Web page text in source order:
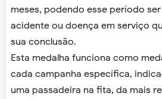
meses, podendo esse período
acidente ou doença em serviço
sua conclusão.
Esta medalha funciona como
cada campanha específica,
uma passadeira na fita, da mais